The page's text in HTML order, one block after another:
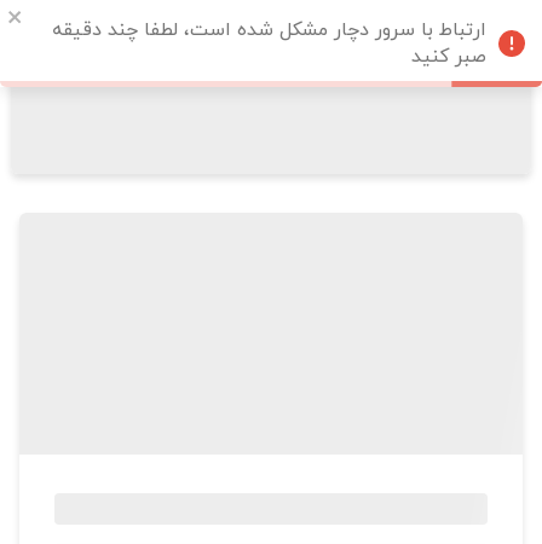
ارتباط با سرور دچار مشکل شده است، لطفا چند دقیقه
صبر کنید